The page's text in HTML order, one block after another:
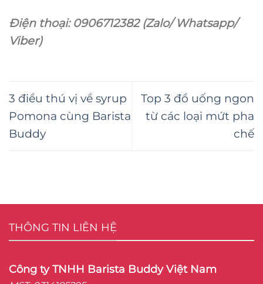
Điện thoại: 0906712382 (Zalo/ Whatsapp/
Viber)
3 điều thú vị về syrup
Pomona cùng Barista
Buddy
Top 3 đồ uống ngon
từ các loại mứt pha
chế
THÔNG TIN LIÊN HỆ
Công ty TNHH Barista Buddy Việt Nam